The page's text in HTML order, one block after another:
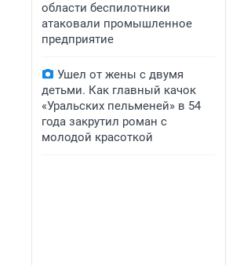
области беспилотники
атаковали промышленное
предприятие
Ушел от жены с двумя
детьми. Как главный качок
«Уральских пельменей» в 54
года закрутил роман с
молодой красоткой